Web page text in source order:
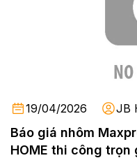
19/04/2026 JB
Báo giá nhôm Maxpro
HOME thi công trọn